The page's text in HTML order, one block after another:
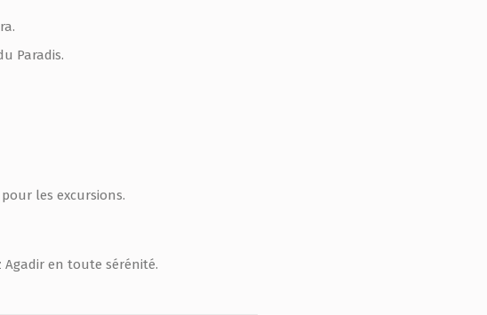
Paradis.
les excursions.
Agadir en toute sérénité.